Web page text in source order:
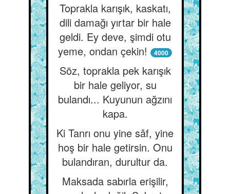
Toprakla karışık, kaskatı,
dili damağı yırtar bir hale
geldi. Ey deve, şimdi otu
yeme, ondan çekin!
4000
Söz, toprakla pek karışık
bir hale geliyor, su
bulandı... Kuyunun ağzını
kapa.
Ki Tanrı onu yine sâf, yine
hoş bir hale getirsin. Onu
bulandıran, durultur da.
Maksada sabırla erişilir,